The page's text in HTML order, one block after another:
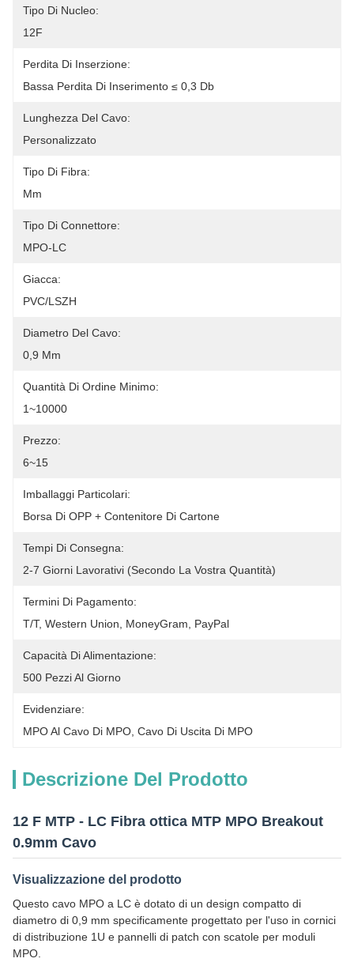
Tipo Di Nucleo:
12F
Perdita Di Inserzione:
Bassa Perdita Di Inserimento ≤ 0,3 Db
Lunghezza Del Cavo:
Personalizzato
Tipo Di Fibra:
Mm
Tipo Di Connettore:
MPO-LC
Giacca:
PVC/LSZH
Diametro Del Cavo:
0,9 Mm
Quantità Di Ordine Minimo:
1~10000
Prezzo:
6~15
Imballaggi Particolari:
Borsa Di OPP + Contenitore Di Cartone
Tempi Di Consegna:
2-7 Giorni Lavorativi (secondo La Vostra Quantità)
Termini Di Pagamento:
T/T, Western Union, MoneyGram, PayPal
Capacità Di Alimentazione:
500 Pezzi Al Giorno
Evidenziare:
MPO Al Cavo Di MPO Cavo Di Uscita Di MPO
Descrizione Del Prodotto
12 F MTP - LC Fibra ottica MTP MPO Breakout
0.9mm Cavo
Visualizzazione del prodotto
Questo cavo MPO a LC è dotato di un design compatto di
diametro di 0,9 mm specificamente progettato per l'uso in cornici
di distribuzione 1U e pannelli di patch con scatole per moduli
MPO.